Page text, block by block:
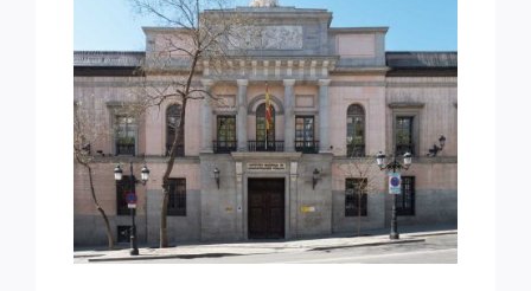
LORENA GONZÁLEZ
OLIVARES, NUEVA
DIRECTORA DEL INAP